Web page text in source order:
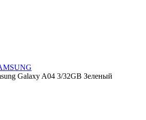
Galaxy A04 3/32GB Зеленый